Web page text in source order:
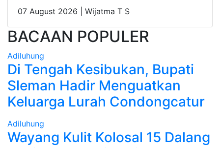
07 August 2026 | Wijatma T S
BACAAN POPULER
Adiluhung
Di Tengah Kesibukan, Bupati
Sleman Hadir Menguatkan
Keluarga Lurah Condongcatur
Adiluhung
Wayang Kulit Kolosal 15 Dalang